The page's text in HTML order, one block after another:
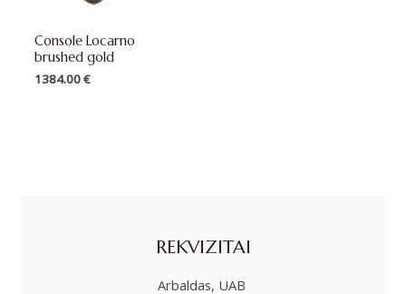
Console Locarno
brushed gold
1384.00€
REKVIZITAI
Arbaldas, UAB